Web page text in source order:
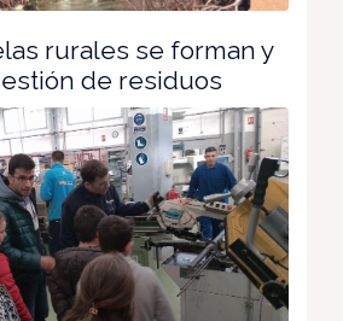
rurales se forman y
de residuos